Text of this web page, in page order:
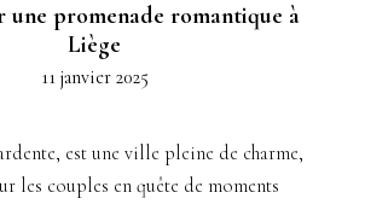
une promenade romantique à
Liège
11 janvier 2025
est une ville pleine de charme,
les couples en quête de moments